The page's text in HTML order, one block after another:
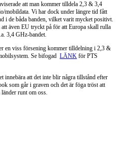
att man kommer tilldela 2,3 & 3,4
mobildata. Vi har dock under längre tid fått
i de båda banden, vilket varit mycket positivt.
även EU tryckt på för att Europa skall rulla
3,4 GHz-bandet.
en viss försening kommer tilldelning i 2,3 &
Se bifogad LÄNK för PTS
innebära att det inte blir några tillstånd efter
som går i graven och det är föga tröst att
runt om oss.